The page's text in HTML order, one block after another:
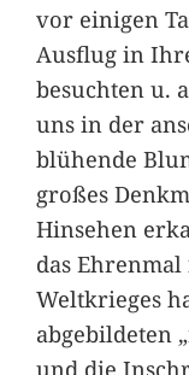
vor einigen
Ausflug in
besuchten u.
uns in der
blühende
großes
Hinsehen
das
Weltkrieges
abgebildeten
und die